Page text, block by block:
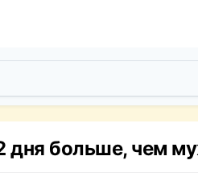
дня больше, чем